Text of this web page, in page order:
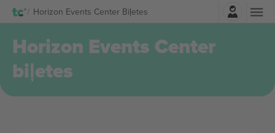
Horizon Events Center BiļetesPierakstīties
Horizon Events Center
biļetes